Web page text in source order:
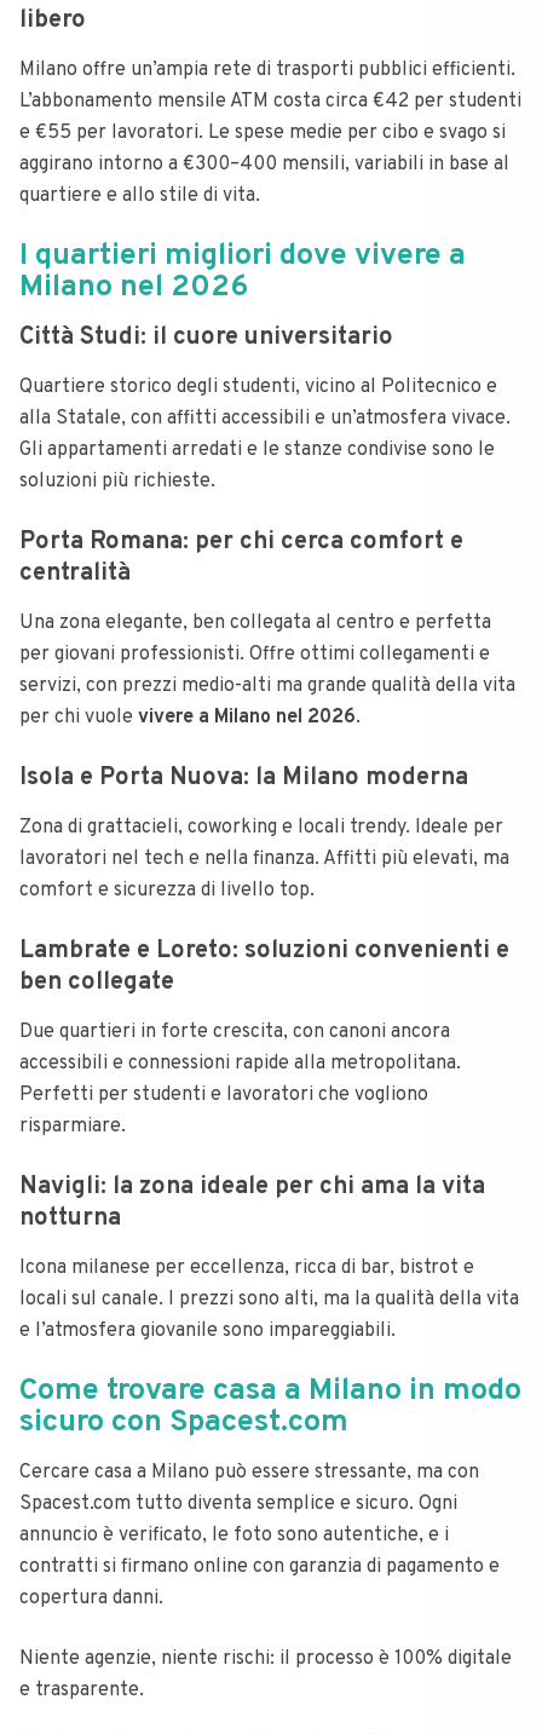
libero
Milano offre un’ampia rete di trasporti pubblici efficienti.
L’abbonamento mensile ATM costa circa €42 per studenti
e €55 per lavoratori. Le spese medie per cibo e svago si
aggirano intorno a €300–400 mensili, variabili in base al
quartiere e allo stile di vita.
I quartieri migliori dove vivere a
Milano nel 2026
Città Studi: il cuore universitario
Quartiere storico degli studenti, vicino al Politecnico e
alla Statale, con affitti accessibili e un’atmosfera vivace.
Gli appartamenti arredati e le stanze condivise sono le
soluzioni più richieste.
Porta Romana: per chi cerca comfort e
centralità
Una zona elegante, ben collegata al centro e perfetta
per giovani professionisti. Offre ottimi collegamenti e
servizi, con prezzi medio-alti ma grande qualità della vita
per chi vuole vivere a Milano nel 2026.
Isola e Porta Nuova: la Milano moderna
Zona di grattacieli, coworking e locali trendy. Ideale per
lavoratori nel tech e nella finanza. Affitti più elevati, ma
comfort e sicurezza di livello top.
Lambrate e Loreto: soluzioni convenienti e
ben collegate
Due quartieri in forte crescita, con canoni ancora
accessibili e connessioni rapide alla metropolitana.
Perfetti per studenti e lavoratori che vogliono
risparmiare.
Navigli: la zona ideale per chi ama la vita
notturna
Icona milanese per eccellenza, ricca di bar, bistrot e
locali sul canale. I prezzi sono alti, ma la qualità della vita
e l’atmosfera giovanile sono impareggiabili.
Come trovare casa a Milano in modo
sicuro con Spacest.com
Cercare casa a Milano può essere stressante, ma con
Spacest.com tutto diventa semplice e sicuro. Ogni
annuncio è verificato, le foto sono autentiche, e i
contratti si firmano online con garanzia di pagamento e
copertura danni.
Niente agenzie, niente rischi: il processo è 100% digitale
e trasparente.